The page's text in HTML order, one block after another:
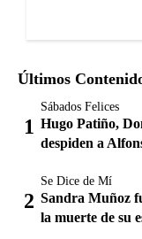
Últimos
Sábados Felices
Hugo Patiño,
despiden a
Se Dice de Mí
Sandra Muñoz
la muerte de su